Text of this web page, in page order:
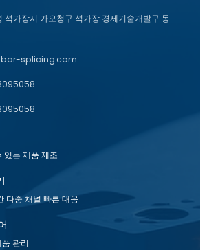
석가장시 가오청구 석가장 경제기술개발구 동
splicing.com
있는 제품 제조
다중 채널 빠른 대응
관리